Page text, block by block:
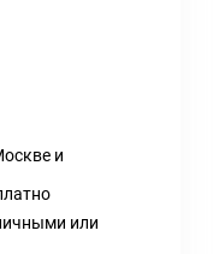
и
или